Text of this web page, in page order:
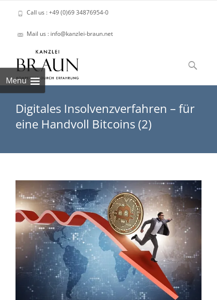
Call us : +49 (0)69 34876954-0
Mail us : info@kanzlei-braun.net
Menu
to
content
Suchen
nach:
Digitales Insolvenzverfahren – für
eine Handvoll Bitcoins (2)